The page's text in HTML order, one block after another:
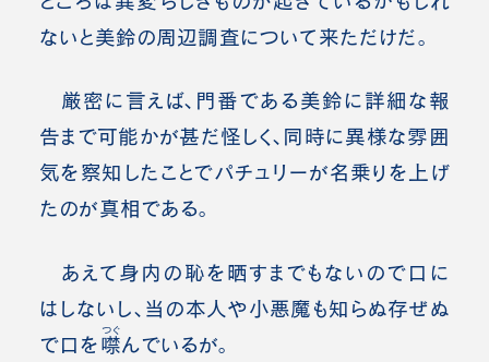
ないと美鈴の周辺調査について来ただけだ。
厳密に言えば、門番である美鈴に詳細な報
告まで可能かが甚だ怪しく、同時に異様な雰囲
気を察知したことでパチュリーが名乗りを上げ
たのが真相である。
あえて身内の恥を晒すまでもないので口に
はしないし、当の本人や小悪魔も知らぬ存ぜぬ
で口を 噤
つぐ
んでいるが。